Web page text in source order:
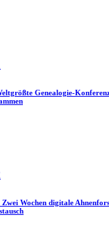
Genealogie-
Zwei Wochen digitale